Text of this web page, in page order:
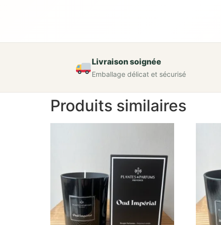
Livraison soignée
Emballage délicat et sécurisé
Produits similaires